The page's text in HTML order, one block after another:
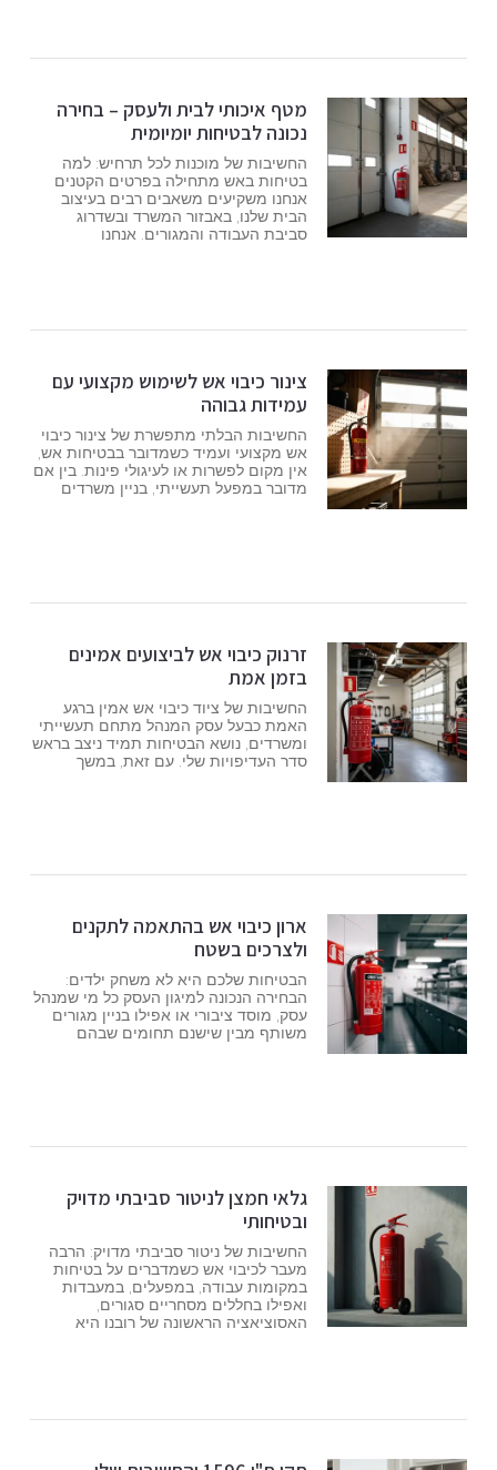
מטף איכותי לבית ולעסק – בחירה
נכונה לבטיחות יומיומית
החשיבות של מוכנות לכל תרחיש: למה
בטיחות באש מתחילה בפרטים הקטנים
אנחנו משקיעים משאבים רבים בעיצוב
הבית שלנו, באבזור המשרד ובשדרוג
סביבת העבודה והמגורים. אנחנו
צינור כיבוי אש לשימוש מקצועי עם
עמידות גבוהה
החשיבות הבלתי מתפשרת של צינור כיבוי
אש מקצועי ועמיד כשמדובר בבטיחות אש,
אין מקום לפשרות או לעיגולי פינות. בין אם
מדובר במפעל תעשייתי, בניין משרדים
זרנוק כיבוי אש לביצועים אמינים
בזמן אמת
החשיבות של ציוד כיבוי אש אמין ברגע
האמת כבעל עסק המנהל מתחם תעשייתי
ומשרדים, נושא הבטיחות תמיד ניצב בראש
סדר העדיפויות שלי. עם זאת, במשך
ארון כיבוי אש בהתאמה לתקנים
ולצרכים בשטח
הבטיחות שלכם היא לא משחק ילדים:
הבחירה הנכונה למיגון העסק כל מי שמנהל
עסק, מוסד ציבורי או אפילו בניין מגורים
משותף מבין שישנם תחומים שבהם
גלאי חמצן לניטור סביבתי מדויק
ובטיחותי
החשיבות של ניטור סביבתי מדויק: הרבה
מעבר לכיבוי אש כשמדברים על בטיחות
במקומות עבודה, במפעלים, במעבדות
ואפילו בחללים מסחריים סגורים,
האסוציאציה הראשונה של רובנו היא